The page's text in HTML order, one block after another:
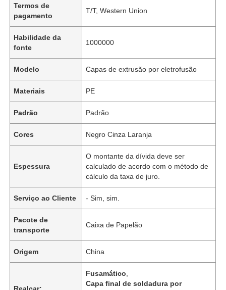
Termos de
pagamento
T/T, Western Union
Habilidade da
fonte
1000000
Modelo Capas de extrusão por eletrofusão
Materiais PE
Padrão Padrão
Cores Negro Cinza Laranja
Espessura
O montante da dívida deve ser
calculado de acordo com o método de
cálculo da taxa de juro.
Serviço ao Cliente - Sim, sim.
Pacote de
transporte
Caixa de Papelão
Origem China
Realçar:
Fusamático
Capa final de soldadura por